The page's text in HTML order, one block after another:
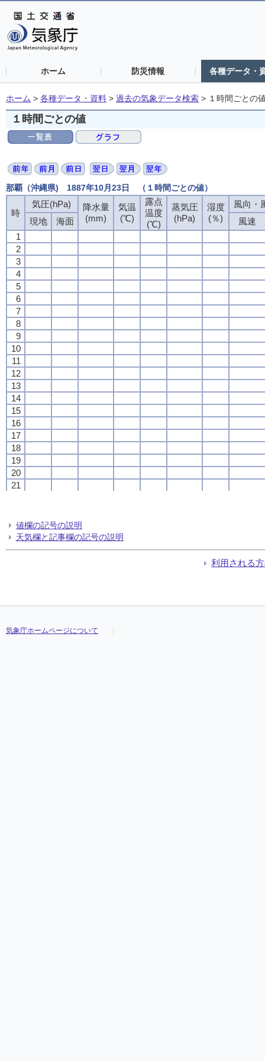
ホーム 防災情報 各種データ・
ホーム > 各種データ・資料 > 過去の気象データ検索 > １時間ごとの
１時間ごとの値
那覇（沖縄県) 1887年10月23日 （１時間ごとの値）
時
気圧(hPa)
降水量
(mm)
気温
(℃)
露点
温度
(℃)
蒸気圧
(hPa)
湿度
(％)
風向・
現地
海面
風速
1
2
3
4
5
6
7
8
9
10
11
12
13
14
15
16
17
18
19
20
21
24
時
気圧(hPa)
降水量
(mm)
気温
(℃)
露点
温度
(℃)
蒸気圧
(hPa)
湿度
(％)
風向・
現地
海面
風速
1
2
3
4
5
6
7
8
9
10
11
12
13
14
15
16
17
18
19
20
21
24
時
気圧(hPa)
降水量
(mm)
気温
(℃)
露点
温度
(℃)
蒸気圧
(hPa)
湿度
(％)
風向・
現地
海面
風速
1
2
3
4
5
6
7
8
9
10
11
12
13
14
15
16
17
18
19
20
21
24
時
気圧(hPa)
降水量
(mm)
気温
(℃)
露点
温度
(℃)
蒸気圧
(hPa)
湿度
(％)
風向・
現地
海面
風速
1
2
3
4
5
6
7
8
9
10
11
12
13
14
15
16
17
18
19
20
21
24
値欄の記号の説明
天気欄と記事欄の記号の説明
利用される
気象庁ホームページについて